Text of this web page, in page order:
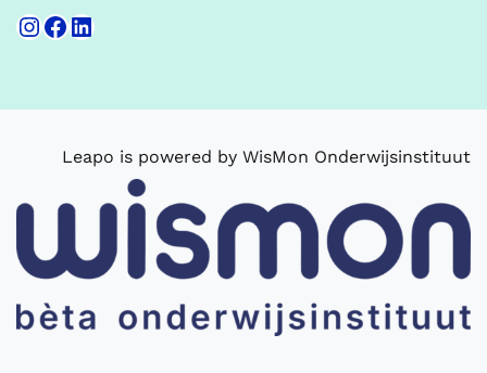
Instagram
Facebook
LinkedIn
Leapo is powered by WisMon Onderwijsinstituut